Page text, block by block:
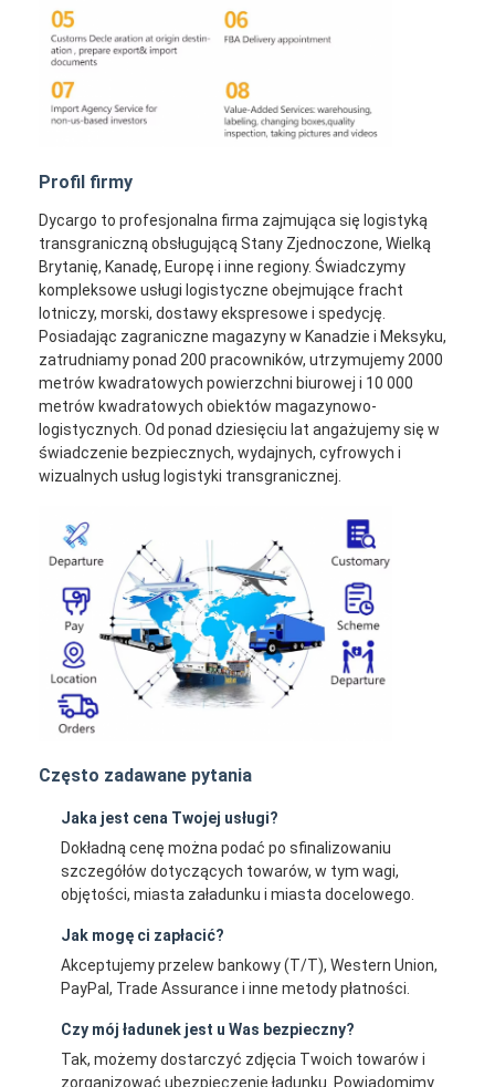
Profil firmy
Dycargo to profesjonalna firma zajmująca się logistyką
transgraniczną obsługującą Stany Zjednoczone, Wielką
Brytanię, Kanadę, Europę i inne regiony. Świadczymy
kompleksowe usługi logistyczne obejmujące fracht
lotniczy, morski, dostawy ekspresowe i spedycję.
Posiadając zagraniczne magazyny w Kanadzie i Meksyku,
zatrudniamy ponad 200 pracowników, utrzymujemy 2000
metrów kwadratowych powierzchni biurowej i 10 000
metrów kwadratowych obiektów magazynowo-
logistycznych. Od ponad dziesięciu lat angażujemy się w
świadczenie bezpiecznych, wydajnych, cyfrowych i
wizualnych usług logistyki transgranicznej.
Często zadawane pytania
Jaka jest cena Twojej usługi?
Dokładną cenę można podać po sfinalizowaniu
szczegółów dotyczących towarów, w tym wagi,
objętości, miasta załadunku i miasta docelowego.
Jak mogę ci zapłacić?
Akceptujemy przelew bankowy (T/T), Western Union,
PayPal, Trade Assurance i inne metody płatności.
Czy mój ładunek jest u Was bezpieczny?
Tak, możemy dostarczyć zdjęcia Twoich towarów i
zorganizować ubezpieczenie ładunku. Powiadomimy